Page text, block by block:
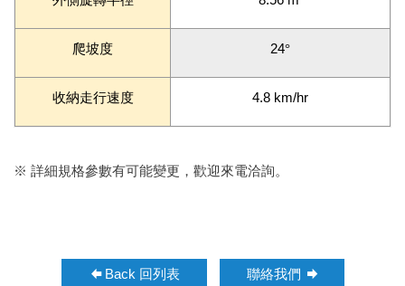
爬坡度 24°
收納走行速度 4.8 km/hr
※ 詳細規格參數有可能變更，歡迎來電洽詢。
Back 回列表 聯絡我們